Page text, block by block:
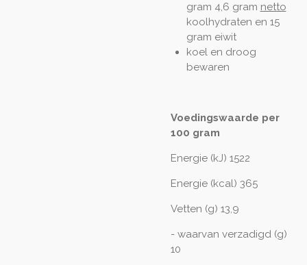
gram 4,6 gram netto
koolhydraten en 15
gram eiwit
koel en droog
bewaren
Voedingswaarde per
100 gram
Energie (kJ) 1522
Energie (kcal) 365
Vetten (g) 13,9
- waarvan verzadigd (g)
10